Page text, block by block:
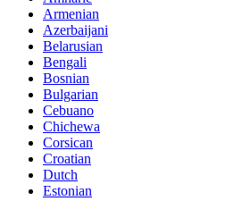
Armenian
Azerbaijani
Belarusian
Bengali
Bosnian
Bulgarian
Cebuano
Chichewa
Corsican
Croatian
Dutch
Estonian